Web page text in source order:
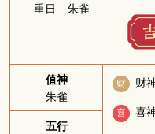
重日
朱雀
值神
朱雀
五行
财 财
喜 喜